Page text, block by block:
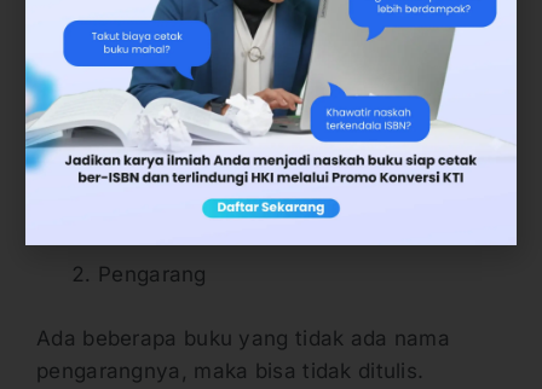
Judul Buku
Ditulis sesuai dan persis dengan judul asli
buku yang diresensi. Apabila buku tersebut
hasil terjemahan, maka judul asli dan judul
versi diterjemahkan keduanya tetap harus
Pengarang
Ada beberapa buku yang tidak ada nama
pengarangnya, maka bisa tidak ditulis.